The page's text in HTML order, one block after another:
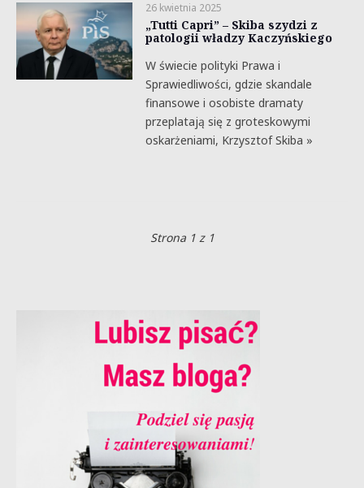
26 kwietnia 2025
„Tutti Capri” – Skiba szydzi z
patologii władzy Kaczyńskiego
W świecie polityki Prawa i
Sprawiedliwości, gdzie skandale
finansowe i osobiste dramaty
przeplatają się z groteskowymi
oskarżeniami, Krzysztof Skiba »
Strona 1 z 1